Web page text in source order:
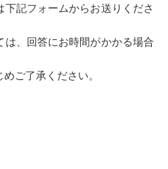
記フォームからお送りくださ
、回答にお時間がかかる場合
ご了承ください。